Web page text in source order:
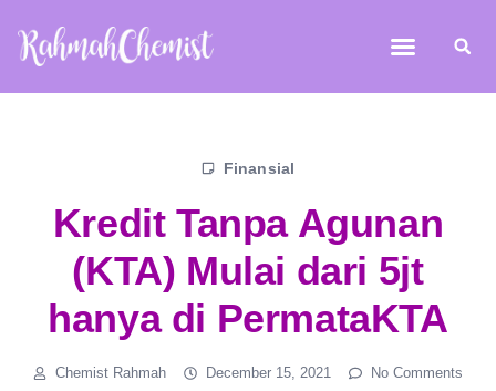
Finansial
Kredit Tanpa Agunan
(KTA) Mulai dari 5jt
hanya di PermataKTA
Chemist Rahmah December 15, 2021 No Comments